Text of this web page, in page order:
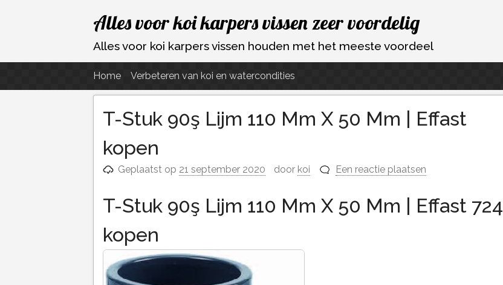
Ga
naar
de
Alles voor koi karpers vissen zeer voordelig
Alles voor koi karpers vissen houden met het meeste voordeel
Home Verbeteren van koi en watercondities
T-Stuk 90ş Lijm 110 Mm X 50 Mm | Effast
kopen
Geplaatst op 21 september 2020 door koi Een reactie plaatsen
T-Stuk 90ş Lijm 110 Mm X 50 Mm | Effast 724
kopen